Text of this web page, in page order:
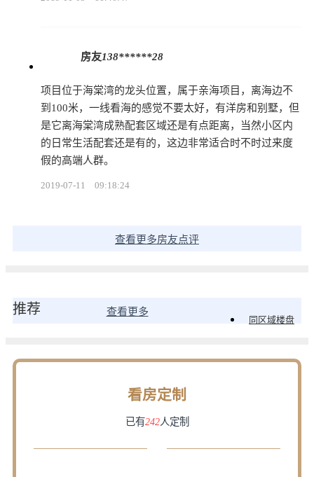
房友138******28
项目位于海棠湾的龙头位置，属于亲海项目，离海边不
到100米，一线看海的感觉不要太好，有洋房和别墅，但
是它离海棠湾成熟配套区域还是有点距离，当然小区内
的日常生活配套还是有的，这边非常适合时不时过来度
假的高端人群。
2019-07-11 09:18:24
查看更多房友点评
推荐
同区域楼盘
查看更多
看房定制
已有242人定制